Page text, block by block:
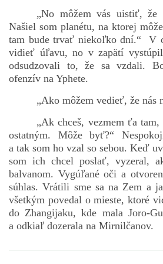
„No môžem vás uistiť, že
Našiel som planétu, na ktorej
tam bude trvať niekoľko dní.“ V
vidieť úľavu, no v zapätí
odsudzovali to, že sa vzdali.
ofenzív na Yphete.
„Ako môžem vedieť, že nás
„Ak chceš, vezmem ťa
ostatným. Môže byť?“
a tak som ho vzal so sebou. Keď
som ich chcel poslať, vyzeral,
balvanom. Vygúľané oči a
súhlas. Vrátili sme sa na Zem a
všetkým povedal o mieste, ktoré
do Zhangijaku, kde mala Joro-
a odkiaľ dozerala na Mirnilčanov.